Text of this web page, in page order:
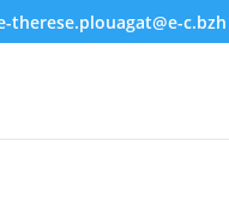
therese.plouagat@e-c.bzh